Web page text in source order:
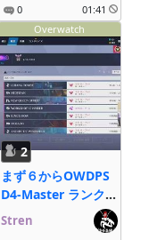
0
01:41
Overwatch
2
まず６からOWDPS
D4-Master ランク
終了まで後３日
Stren